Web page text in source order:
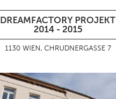
DREAMFACTORY PROJEKT
2014 - 2015
1130 WIEN, CHRUDNERGASSE 7